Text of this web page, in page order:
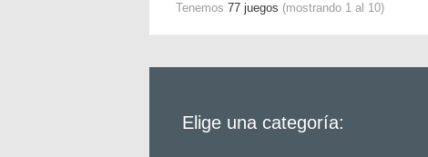
Tenemos 77 juegos (mostrando 1 al 10)
Elige una categoría: